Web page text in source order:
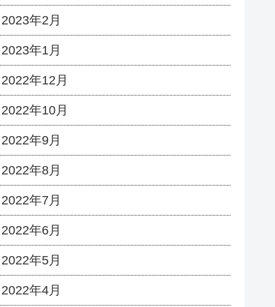
2023年2月
2023年1月
2022年12月
2022年10月
2022年9月
2022年8月
2022年7月
2022年6月
2022年5月
2022年4月